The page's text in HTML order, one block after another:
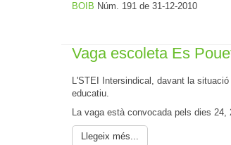
BOIB Núm. 191 de 31-12-2010
Vaga escoleta Es
L'STEI Intersindical, davant la
educatiu.
La vaga està convocada pels dies 24,
Llegeix més...